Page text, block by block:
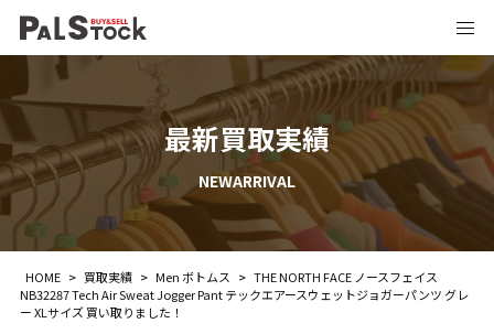
最新買取実績
NEWARRIVAL
HOME > 買取実績 > Men ボトムス > THE NORTH FACE ノースフェイス
NB32287 Tech Air Sweat Jogger Pant テックエアースウェットジョガーパンツ グレ
ー XLサイズ 買い取りました！